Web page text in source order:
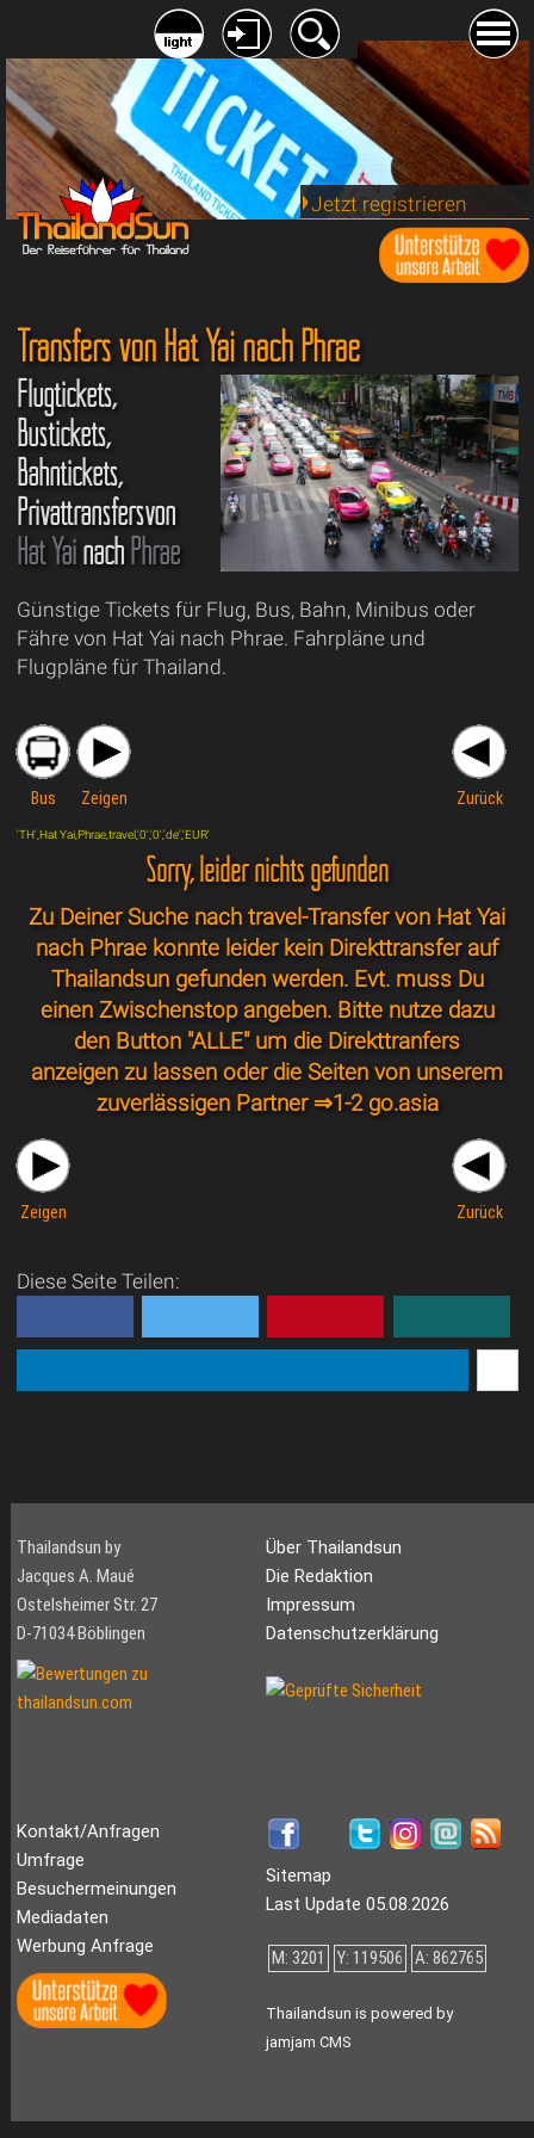
Jetzt registrieren
Transfers von Hat Yai nach Phrae
Flugtickets,
Bustickets,
Bahntickets,
Privattransfersvon
Hat Yainach Phrae
Günstige Tickets für Flug, Bus, Bahn, Minibus oder
Fähre von Hat Yai nach Phrae. Fahrpläne und
Flugpläne für Thailand.
Bus Zeigen Zurück
'TH',Hat Yai,Phrae,travel,'0','0','de','EUR'
Sorry, leider nichts gefunden
Zu Deiner Suche nach travel-Transfer von Hat Yai
nach Phrae konnte leider kein Direkttransfer auf
Thailandsun gefunden werden. Evt. muss Du
einen Zwischenstop angeben. Bitte nutze dazu
den Button "ALLE" um die Direkttranfers
anzeigen zu lassen oder die Seiten von unserem
zuverlässigen Partner ⇒1-2 go.asia
Zeigen Zurück
Diese Seite Teilen:
Thailandsun by
Jacques A. Maué
Ostelsheimer Str. 27
D-71034 Böblingen
Über Thailandsun
Die Redaktion
Impressum
Datenschutzerklärung
Kontakt/Anfragen
Umfrage
Besuchermeinungen
Mediadaten
Werbung Anfrage
Sitemap
Last Update 05.08.2026
M: 3201 Y: 119506 A: 862765
Thailandsun is powered by
jamjam CMS